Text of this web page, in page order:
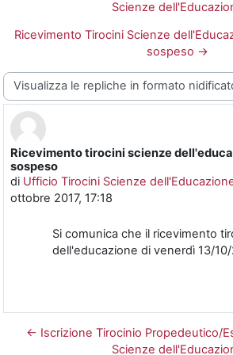
Scienze
Ricevimento Tirocini Scienze
sospeso →
Modalità visualizzazione
Ricevimento tirocini scienze
sospeso
di Ufficio Tirocini Scienze
ottobre 2017, 17:18
Numero di risposte: 0
Si comunica che il ricevimento
dell'educazione di venerdì 13/
← Iscrizione Tirocinio Propedeutico/
Scienze